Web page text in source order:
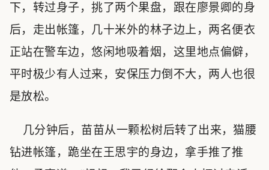
下，转过身子，挑了两个果盘，跟在廖景卿的身
后，走出帐篷，几十米外的林子边上，两名便衣
正站在警车边，悠闲地吸着烟，这里地点偏僻，
平时极少有人过来，安保压力倒不大，两人也很
是放松。
几分钟后，苗苗从一颗松树后转了出来，猫腰
钻进帐篷，跪坐在王思宇的身边，拿手推了推